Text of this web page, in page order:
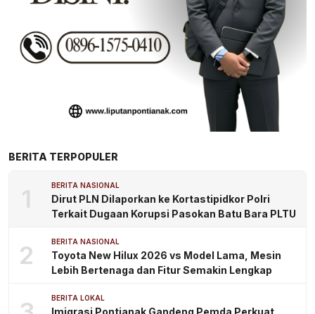
BERITA TERPOPULER
1 BERITA NASIONAL
Dirut PLN Dilaporkan ke Kortastipidkor Polri
Terkait Dugaan Korupsi Pasokan Batu Bara PLTU
2 BERITA NASIONAL
Toyota New Hilux 2026 vs Model Lama, Mesin
Lebih Bertenaga dan Fitur Semakin Lengkap
BERITA LOKAL
Imigrasi Pontianak Gandeng Pemda Perkuat